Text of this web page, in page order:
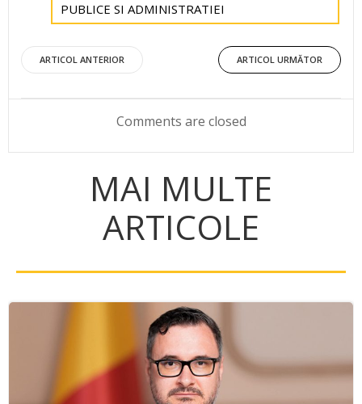
PUBLICE SI ADMINISTRATIEI
Post
navigation
ARTICOL ANTERIOR
Post
navigation
ARTICOL URMĂTOR
Comments are closed
MAI MULTE
ARTICOLE